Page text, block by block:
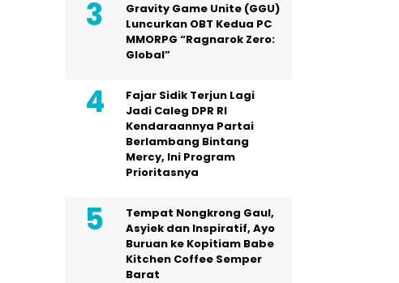
Gravity Game Unite (GGU)
Luncurkan OBT Kedua PC
MMORPG “Ragnarok Zero:
Global”
Fajar Sidik Terjun Lagi
Jadi Caleg DPR RI
Kendaraannya Partai
Berlambang Bintang
Mercy, Ini Program
Prioritasnya
Tempat Nongkrong Gaul,
Asyiek dan Inspiratif, Ayo
Buruan ke Kopitiam Babe
Kitchen Coffee Semper
Barat